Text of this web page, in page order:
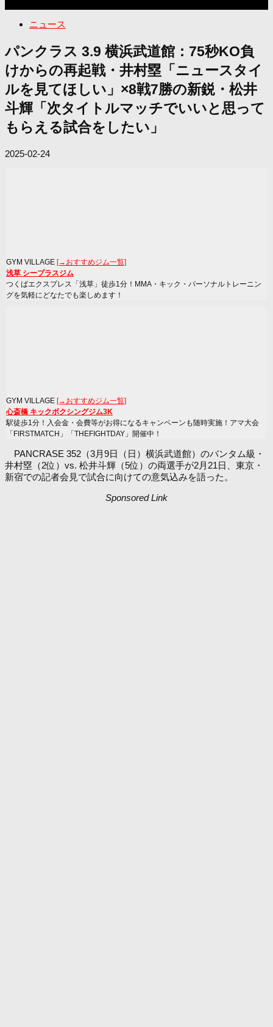
ニュース
パンクラス 3.9 横浜武道館：75秒KO負
けからの再起戦・井村塁「ニュースタイ
ルを見てほしい」×8戦7勝の新鋭・松井
斗輝「次タイトルマッチでいいと思って
もらえる試合をしたい」
2025-02-24
GYM VILLAGE [→おすすめジム一覧]
浅草 シープラスジム
つくばエクスプレス「浅草」徒歩1分！MMA・キック・パーソナルトレーニン
グを気軽にどなたでも楽しめます！
GYM VILLAGE [→おすすめジム一覧]
心斎橋 キックボクシングジム3K
駅徒歩1分！入会金・会費等がお得になるキャンペーンも随時実施！アマ大会
「FIRSTMATCH」「THEFIGHTDAY」開催中！
PANCRASE 352（3月9日（日）横浜武道館）のバンタム級・
井村塁（2位）vs. 松井斗輝（5位）の両選手が2月21日、東京・
新宿での記者会見で試合に向けての意気込みを語った。
Sponsored Link